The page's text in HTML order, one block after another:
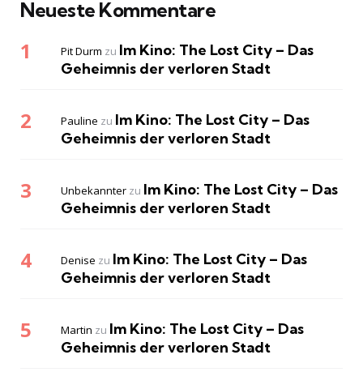
Neueste Kommentare
Pit Durm zu Im Kino: The Lost City – Das
Geheimnis der verloren Stadt
Pauline zu Im Kino: The Lost City – Das
Geheimnis der verloren Stadt
Unbekannter zu Im Kino: The Lost City – Das
Geheimnis der verloren Stadt
Denise zu Im Kino: The Lost City – Das
Geheimnis der verloren Stadt
Martin zu Im Kino: The Lost City – Das
Geheimnis der verloren Stadt